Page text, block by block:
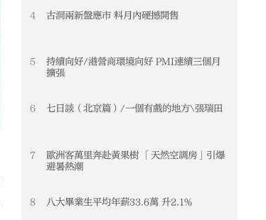
4 古洞兩新盤應市 料月內硬撼開售
5
持續向好/港營商環境向好 PMI連續三個月
擴張
6 七日談（北京篇）/一個有戲的地方\張瑞田
7
歐洲客萬里奔赴黃果樹 「天然空調房」引爆
避暑熱潮
8 八大畢業生平均年薪33.6萬 升2.1%